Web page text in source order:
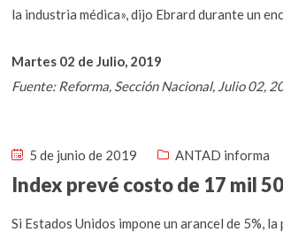
la industria médica», dijo Ebrard durante un
Martes 02 de Julio, 2019
Fuente: Reforma, Sección Nacional, Julio 02,
5 de junio de 2019 ANTAD informa
Index prevé costo de 17 mil
Si Estados Unidos impone un arancel de 5%,